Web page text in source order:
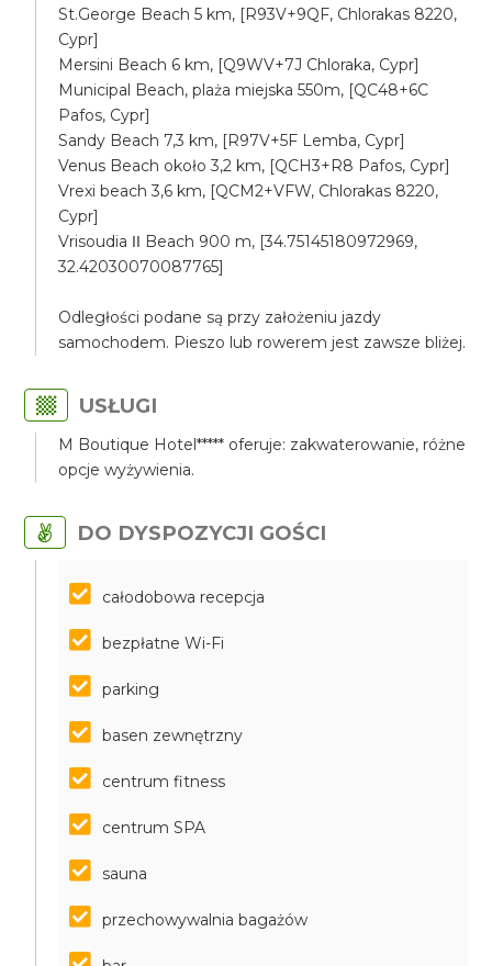
St.George Beach 5 km, [R93V+9QF, Chlorakas 8220,
Cypr]
Mersini Beach 6 km, [Q9WV+7J Chloraka, Cypr]
Municipal Beach, plaża miejska 550m, [QC48+6C
Pafos, Cypr]
Sandy Beach 7,3 km, [R97V+5F Lemba, Cypr]
Venus Beach około 3,2 km, [QCH3+R8 Pafos, Cypr]
Vrexi beach 3,6 km, [QCM2+VFW, Chlorakas 8220,
Cypr]
Vrisoudia ΙΙ Beach 900 m, [34.75145180972969,
32.42030070087765]
Odległości podane są przy założeniu jazdy
samochodem. Pieszo lub rowerem jest zawsze bliżej.
USŁUGI
M Boutique Hotel***** oferuje: zakwaterowanie, różne
opcje wyżywienia.
DO DYSPOZYCJI GOŚCI
całodobowa recepcja
bezpłatne Wi-Fi
parking
basen zewnętrzny
centrum fitness
centrum SPA
sauna
przechowywalnia bagażów